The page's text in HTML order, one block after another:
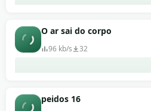
O ar sai do corpo
96 kb/s 32
peidos 16